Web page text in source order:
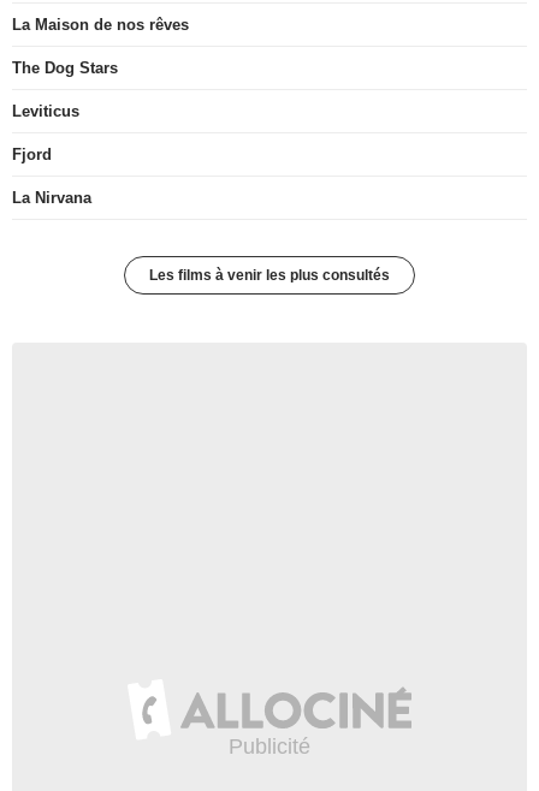
La Maison de nos rêves
The Dog Stars
Leviticus
Fjord
La Nirvana
Les films à venir les plus consultés